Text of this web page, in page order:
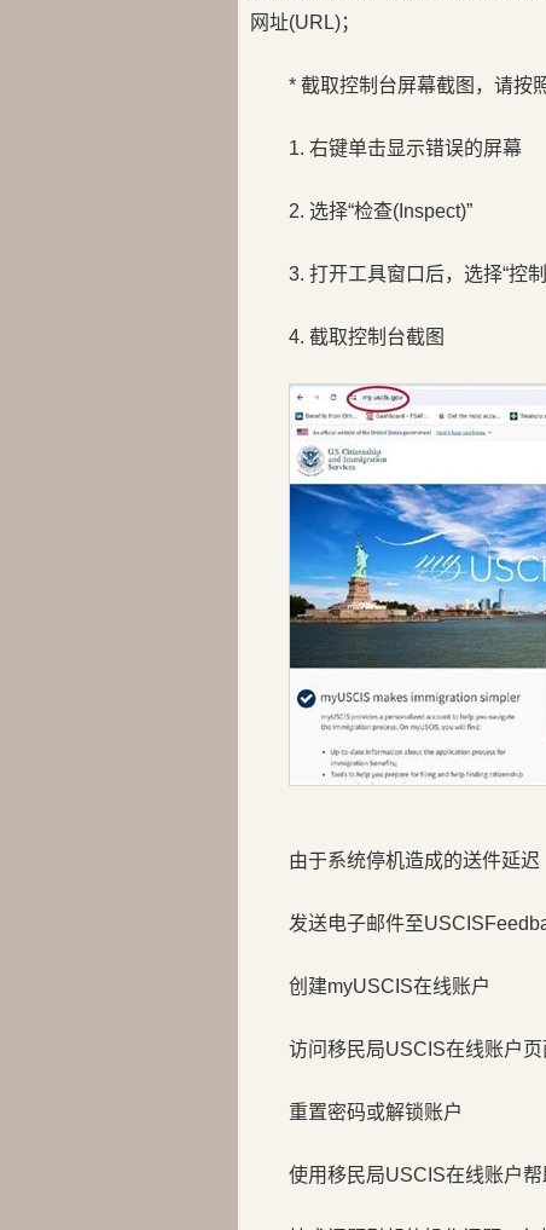
网址(URL)；
* 截取控制台屏幕截图，请按
1. 右键单击显示错误的屏幕
2. 选择“检查(Inspect)”
3. 打开工具窗口后，选择“控
4. 截取控制台截图
由于系统停机造成的送件延迟
发送电子邮件至
创建myUSCIS在线账户
访问移民局USCIS在线账户
重置密码或解锁账户
使用移民局USCIS在线账户